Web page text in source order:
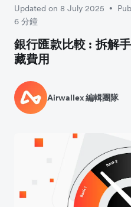
Updated on 8 July 2025 •
6 分鐘
銀行匯款比較 : 拆解
藏費用
Airwallex 編輯團隊